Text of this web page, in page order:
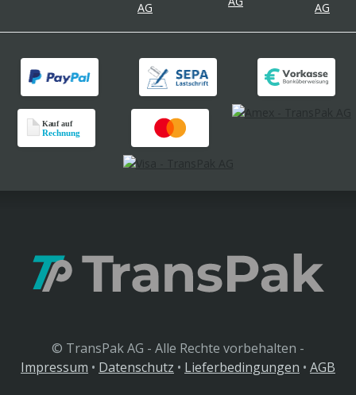
© TransPak AG - Alle Rechte vorbehalten -
Impressum • Datenschutz • Lieferbedingungen • AGB